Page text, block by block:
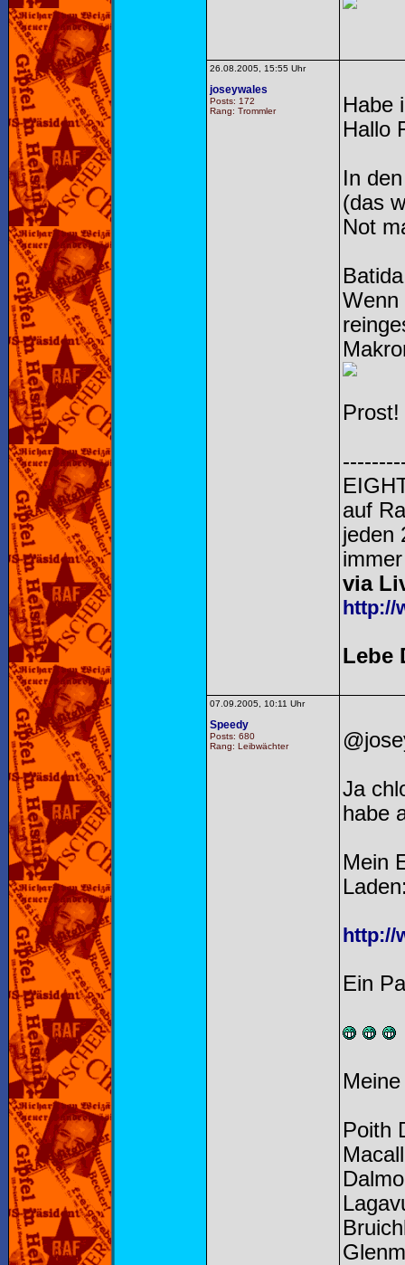
26.08.2005, 15:55 Uhr
joseywales
Posts: 172
Rang: Trommler
Habe
Hallo
In
(das
Not
Wenn
Prost!
auf
jeden
via
http://
Lebe
07.09.2005, 10:11 Uhr
Speedy
Posts: 680
Rang: Leibwächter
Ja
habe
Mein
http://
Ein
Poith